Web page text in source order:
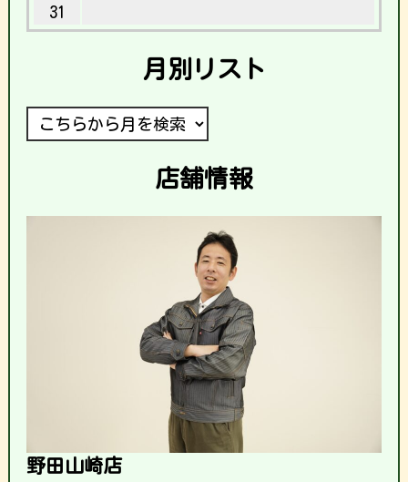
31
月別リスト
店舗情報
野田山崎店